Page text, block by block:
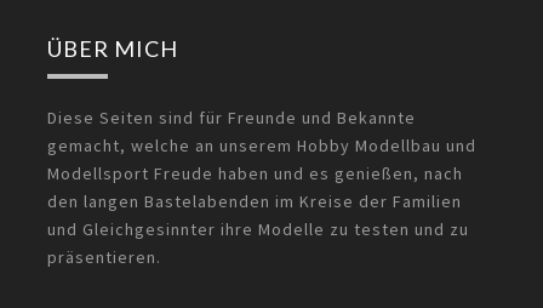
ÜBER MICH
Diese Seiten sind für Freunde und Bekannte
gemacht, welche an unserem Hobby Modellbau und
Modellsport Freude haben und es genießen, nach
den langen Bastelabenden im Kreise der Familien
und Gleichgesinnter ihre Modelle zu testen und zu
präsentieren.